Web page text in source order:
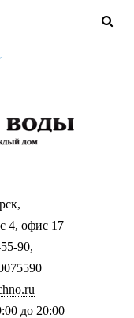
4, офис 17
90,
до 20:00